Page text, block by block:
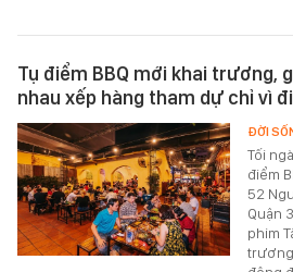
Tụ điểm BBQ mới khai trương,
nhau xếp hàng tham dự chỉ vì
Tối
điểm
52
Quận
phim
ĐỜI